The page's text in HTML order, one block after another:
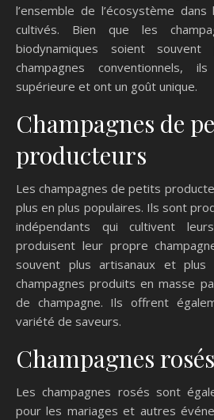
l’ensemble de l’écosystème
cultivés. Bien que les
biodynamiques soient
champagnes conventionnels,
supérieure et ont un goût unique.
Champagnes de
producteurs
Les champagnes de petits
plus en plus populaires. Ils sont
indépendants qui cultivent
produisent leur propre
souvent plus artisanaux et plus
champagnes produits en masse
de champagne. Ils offrent
variété de saveurs.
Champagnes rosés
Les champagnes rosés sont
pour les mariages et autres